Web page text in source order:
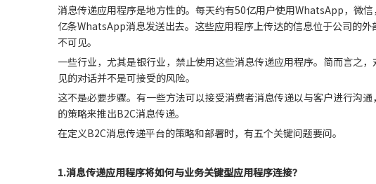
消息传递应用程序是地方性的。每天约有50亿用户使用WhatsApp，
亿条WhatsApp消息发送出去。这些应用程序上传达的信息位于公司的外
不可见。
一些行业，尤其是银行业，禁止使用这些消息传递应用程序。简而言之
见的对话并不是可接受的风险。
这不是必要步骤。有一些方法可以接受消费者消息传递以与客户进行沟
的策略来推出B2C消息传递。
在定义B2C消息传递平台的策略和部署时，有五个关键问题要问。
1.消息传递应用程序将如何与业务关键型应用程序连接？